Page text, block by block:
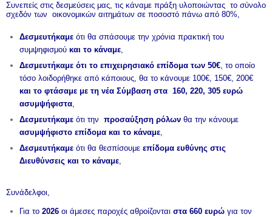
Συνεπείς στις δεσμεύσεις μας, τις κάναμε πράξη υλοποιώντας το σύνολο
σχεδόν των οικονομικών αιτημάτων σε ποσοστό πάνω από 80%,
Δεσμευτήκαμεότι θα σπάσουμε την χρόνια πρακτική του
συμψηφισμούκαι το κάναμε,
Δεσμευτήκαμε ότι το επιχειρησιακό επίδομα των 50€, το οποίο
τόσο λοιδορήθηκε από κάποιους, θα το κάνουμε 100€, 150€, 200€
και το φτάσαμε με τη νέα Σύμβαση στα 160, 220, 305 ευρώ
ασυμψήφιστα,
Δεσμευτήκαμε ότι τηνπροσαύξηση ρόλων θα την κάνουμε
ασυμψήφιστο επίδομα και το κάναμε,
Δεσμευτήκαμε ότι θα θεσπίσουμεεπίδομα ευθύνης στις
Διευθύνσεις και το κάναμε,
Συνάδελφοι,
Για το2026 οι άμεσες παροχές αθροίζονταιστα 660 ευρώ για τον